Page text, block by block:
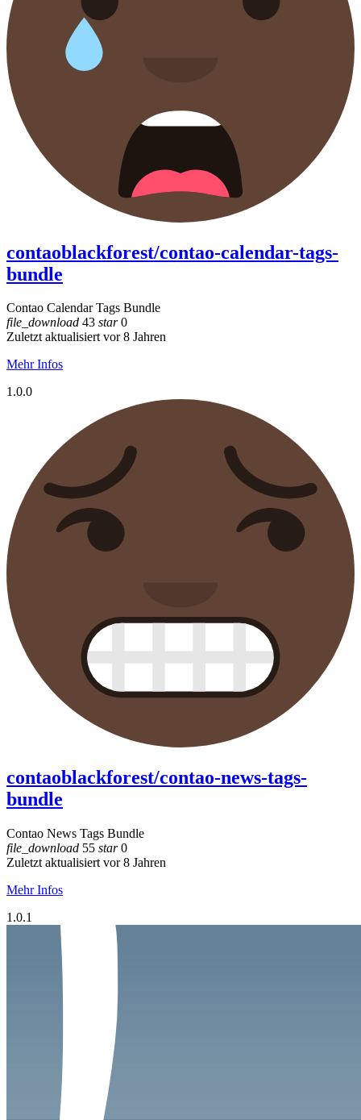
contaoblackforest/contao-calendar-tags-
bundle
Contao Calendar Tags Bundle
file_download 43 star0
Zuletzt aktualisiert vor 8 Jahren
Mehr Infos
1.0.0
contaoblackforest/contao-news-tags-
bundle
Contao News Tags Bundle
file_download 55 star0
Zuletzt aktualisiert vor 8 Jahren
Mehr Infos
1.0.1